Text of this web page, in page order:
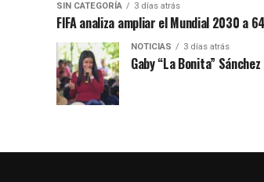
SIN CATEGORÍA 3 días atrás
FIFA analiza ampliar el Mundial 2030 a
NOTICIAS 3 días atrás
Gaby “La Bonita”